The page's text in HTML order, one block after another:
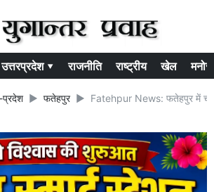
उत्तरप्रदेश ▾ राजनीति राष्ट्रीय खेल
प्रदेश फतेहपुर Fatehpur News: फतेहपुर में